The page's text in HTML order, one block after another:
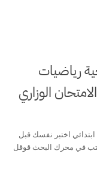
رياضيات
الوزاري
اختبر نفسك قبل
المواضيع اكتب في محرك البحث قوقل